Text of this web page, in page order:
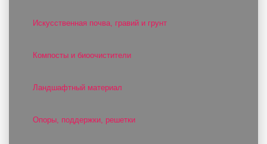
Искусственная почва, гравий и грунт
Компосты и биоочистители
Ландшафтный материал
Опоры, поддержки, решетки